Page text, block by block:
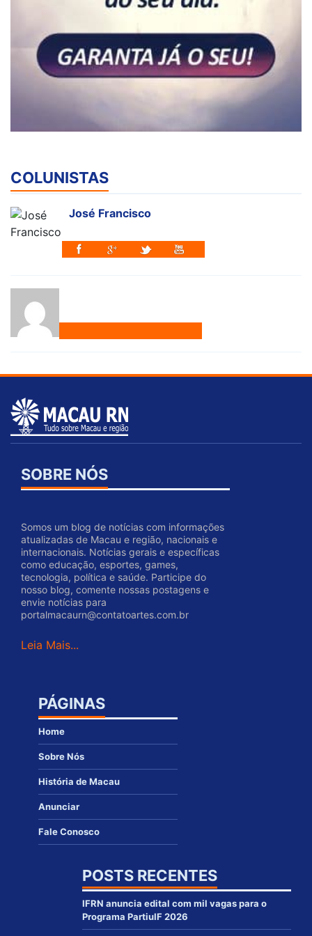
COLUNISTAS
José Francisco
SOBRE NÓS
Somos um blog de notícias com informações
atualizadas de Macau e região, nacionais e
internacionais. Notícias gerais e específicas
como educação, esportes, games,
tecnologia, política e saúde. Participe do
nosso blog, comente nossas postagens e
envie notícias para
portalmacaurn@contatoartes.com.br
Leia Mais...
PÁGINAS
Home
Sobre Nós
História de Macau
Anunciar
Fale Conosco
POSTS RECENTES
IFRN anuncia edital com mil vagas para o
Programa PartiuIF 2026